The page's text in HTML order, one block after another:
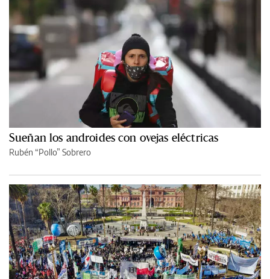
Sueñan los androides con ovejas eléctricas
Rubén “Pollo” Sobrero